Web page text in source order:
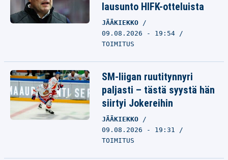
lausunto HIFK-otteluista
JÄÄKIEKKO
09.08.2026 - 19:54
TOIMITUS
SM-liigan ruutitynnyri
paljasti – tästä syystä hän
siirtyi Jokereihin
JÄÄKIEKKO
09.08.2026 - 19:31
TOIMITUS